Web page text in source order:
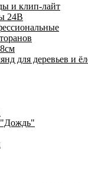
и клип-лайт
24В
для деревьев и
"Дождь"